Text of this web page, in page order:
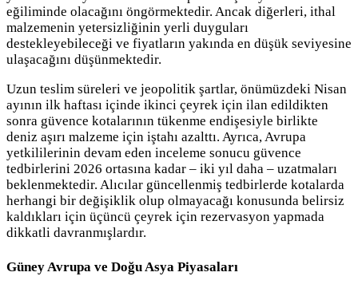
eğiliminde olacağını öngörmektedir. Ancak diğerleri, ithal
malzemenin yetersizliğinin yerli duyguları
destekleyebileceği ve fiyatların yakında en düşük seviyesine
ulaşacağını düşünmektedir.
Uzun teslim süreleri ve jeopolitik şartlar, önümüzdeki Nisan
ayının ilk haftası içinde ikinci çeyrek için ilan edildikten
sonra güvence kotalarının tükenme endişesiyle birlikte
deniz aşırı malzeme için iştahı azalttı. Ayrıca, Avrupa
yetkililerinin devam eden inceleme sonucu güvence
tedbirlerini 2026 ortasına kadar – iki yıl daha – uzatmaları
beklenmektedir. Alıcılar güncellenmiş tedbirlerde kotalarda
herhangi bir değişiklik olup olmayacağı konusunda belirsiz
kaldıkları için üçüncü çeyrek için rezervasyon yapmada
dikkatli davranmışlardır.
Güney Avrupa ve Doğu Asya Piyasaları